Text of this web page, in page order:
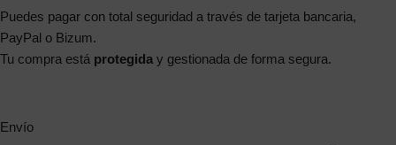
Puedes pagar con total seguridad a través de tarjeta bancaria,
PayPal o Bizum.
Tu compra está protegida y gestionada de forma segura.
Envío